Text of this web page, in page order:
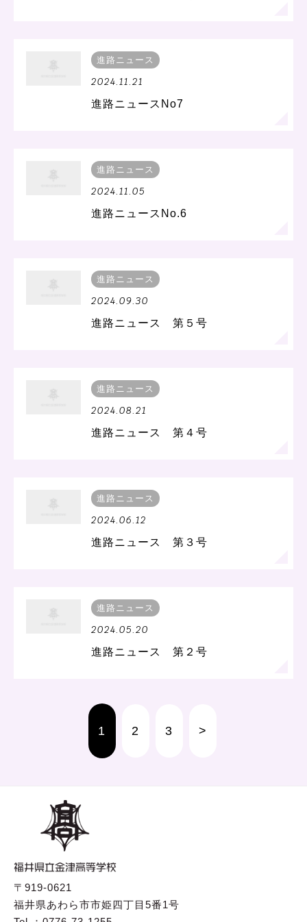
進路ニュース
2024.11.21
進路ニュースNo7
進路ニュース
2024.11.05
進路ニュースNo.6
進路ニュース
2024.09.30
進路ニュース 第５号
進路ニュース
2024.08.21
進路ニュース 第４号
進路ニュース
2024.06.12
進路ニュース 第３号
進路ニュース
2024.05.20
進路ニュース 第２号
1 2 3 >
〒919-0621
福井県あわら市市姫四丁目5番1号